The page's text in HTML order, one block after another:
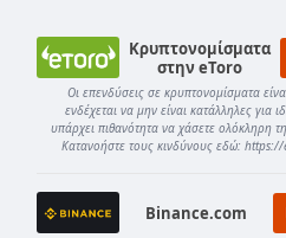
Κρυπτονομίσματα
στην eToro
Οι επενδύσεις σε κρυπτονομίσματα
ενδέχεται να μην είναι κατάλληλες για
υπάρχει πιθανότητα να χάσετε ολόκληρη
Κατανοήστε τους κινδύνους εδώ:
Binance.com